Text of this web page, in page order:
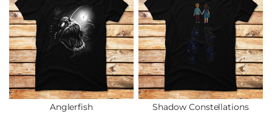
Anglerfish Shadow Constellations